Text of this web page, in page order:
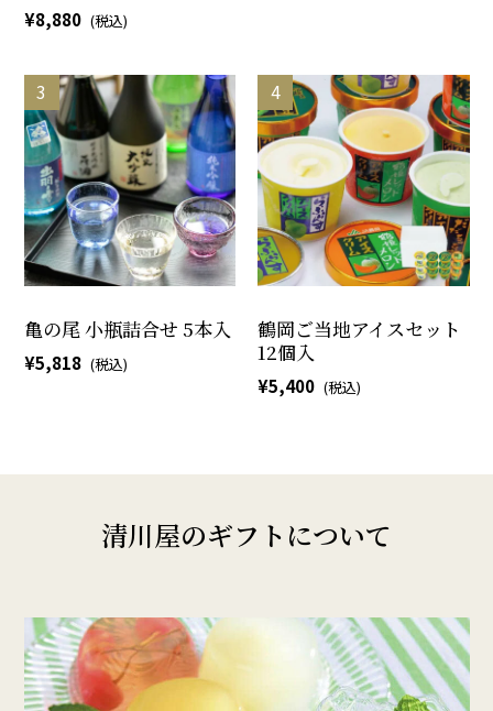
8,880
亀の尾 小瓶詰合せ 5本入
5,818
鶴岡ご当地アイスセット
12個入
5,400
清川屋のギフトについて